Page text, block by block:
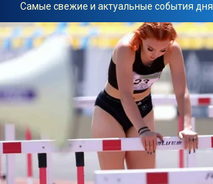
Самые свежие и актуальные события дня